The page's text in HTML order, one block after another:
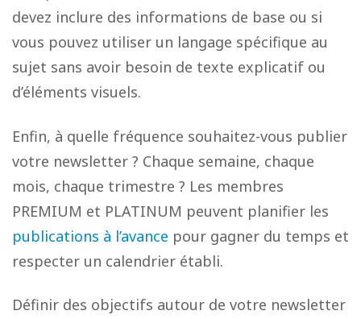
devez inclure des informations de base ou si
vous pouvez utiliser un langage spécifique au
sujet sans avoir besoin de texte explicatif ou
d’éléments visuels.
Enfin, à quelle fréquence souhaitez-vous publier
votre newsletter ? Chaque semaine, chaque
mois, chaque trimestre ? Les membres
PREMIUM et PLATINUM peuvent planifier les
publications à l’avance pour gagner du temps et
respecter un calendrier établi.
Définir des objectifs autour de votre newsletter